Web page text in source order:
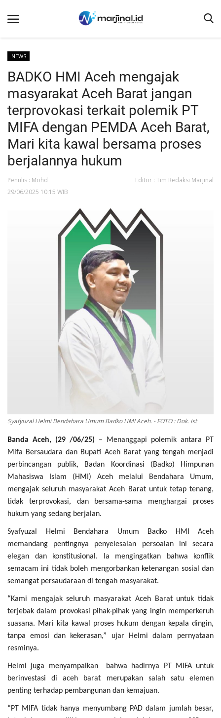
Beranda
NEWS
Redaksi
EDUKASI
SOSOK
LINTAS DESA
WISATA
Ketentuan dan Layanan
Pedoman Media Siber
NEWS
BADKO HMI Aceh mengajak
masyarakat Aceh Barat jangan
terprovokasi terkait polemik PT
MIFA dengan PEMDA Aceh Barat,
Mari kita kawal bersama proses
berjalannya hukum
Penulis : Mohd
Editor : Tim Redaksi Marjinal
29/06/2025 10:15 WIB
Syafyuzal Helmi Bendahara Umum Badko HMI Aceh. - FOTO : Dok. Ist
Banda Aceh, (29 /06/25) – Menanggapi polemik antara PT
Mifa Bersaudara dan Bupati Aceh Barat yang tengah menjadi
perbincangan publik, Badan Koordinasi (Badko) Himpunan
Mahasiswa Islam (HMI) Aceh melalui Bendahara Umum,
mengajak seluruh masyarakat Aceh Barat untuk tetap tenang,
tidak terprovokasi, dan bersama-sama menghargai proses
hukum yang sedang berjalan.
Syafyuzal Helmi Bendahara Umum Badko HMI Aceh
memandang pentingnya penyelesaian persoalan ini secara
elegan dan konstitusional. Ia mengingatkan bahwa konflik
semacam ini tidak boleh mengorbankan ketenangan sosial dan
semangat persaudaraan di tengah masyarakat.
“Kami mengajak seluruh masyarakat Aceh Barat untuk tidak
terjebak dalam provokasi pihak-pihak yang ingin memperkeruh
suasana. Mari kita kawal proses hukum dengan kepala dingin,
tanpa emosi dan kekerasan,” ujar Helmi dalam pernyataan
resminya.
Helmi juga menyampaikan bahwa hadirnya PT MIFA untuk
berinvestasi di aceh barat merupakan salah satu elemen
penting terhadap pembangunan dan kemajuan.
“PT MIFA tidak hanya menyumbang PAD dalam jumlah besar,